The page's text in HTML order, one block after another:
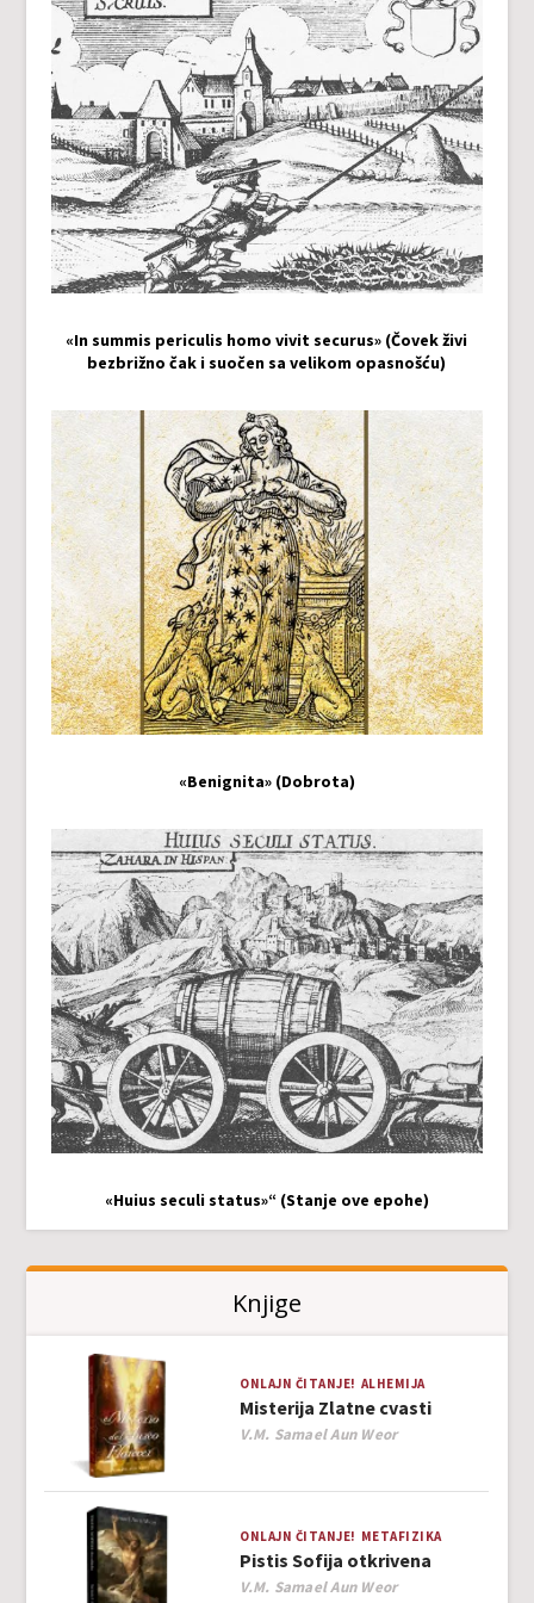
«In summis periculis homo vivit securus» (Čovek živi
bezbrižno čak i suočen sa velikom opasnošću)
«Benignita» (Dobrota)
«Huius seculi status»“ (Stanje ove epohe)
Knjige
ONLAJN ČITANJE! ALHEMIJA
Misterija Zlatne cvasti
Author
V.M. Samael Aun Weor
ONLAJN ČITANJE! METAFIZIKA
Pistis Sofija otkrivena
Author
V.M. Samael Aun Weor